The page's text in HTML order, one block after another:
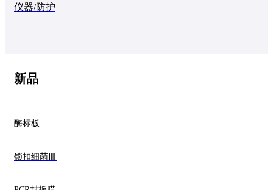
仪器/防护
新品
酶标板
锁扣细菌皿